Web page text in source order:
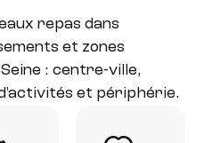
repas dans
et zones
: centre-ville,
et périphérie.